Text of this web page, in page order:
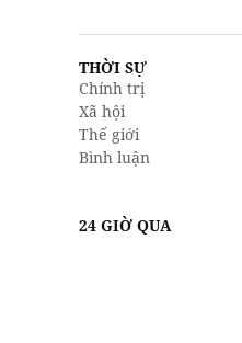
THỜI SỰ
Chính trị
Xã hội
Thế giới
Bình luận
24 GIỜ QUA